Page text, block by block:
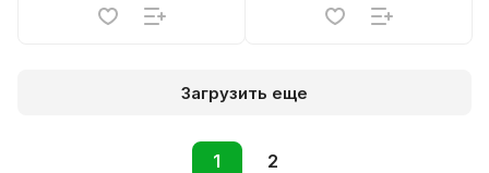
Загрузить еще
1 2